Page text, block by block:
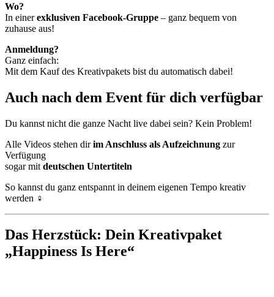
Wo?
In einerexklusiven Facebook-Gruppe – ganz bequem von
zuhause aus!
Anmeldung?
Ganz einfach:
Mit dem Kauf des Kreativpakets bist du automatisch dabei!
Auch nach dem Event für dich verfügbar
Du kannst nicht die ganze Nacht live dabei sein? Kein Problem!
Alle Videos stehen dirim Anschluss als Aufzeichnung zur
Verfügung
sogar mit deutschen Untertiteln
So kannst du ganz entspannt in deinem eigenen Tempo kreativ
werden ‍♀️
Das Herzstück: Dein Kreativpaket
„Happiness Is Here“